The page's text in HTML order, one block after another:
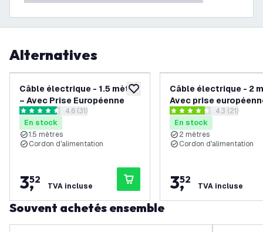
Alternatives
ajouter à la liste de souhaits
Câble électrique - 1.5 mètre
– Avec Prise Européenne
ouvrir le tiroir des avis
4.6 étoiles de notation
4.6 (31)
En stock
1.5 mètres
Cordon d'alimentation
3,
52
TVA incluse
Câble électrique - 2
Avec prise
ouvrir le
4.3 étoiles de notation
4.3 (21)
En stock
2 mètres
Cordon d'alimentation
3,
52
TVA incluse
Souvent achetés ensemble